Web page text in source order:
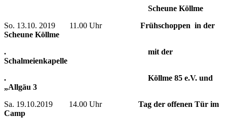
Scheune Köllme
So. 13.10. 2019 11.00 Uhr Frühschoppen in der
Scheune Köllme
. mit der
Schalmeienkapelle
. Köllme 85 e.V. und
„Allgäu 3
Sa. 19.10.2019 14.00 Uhr Tag der offenen Tür im
Camp